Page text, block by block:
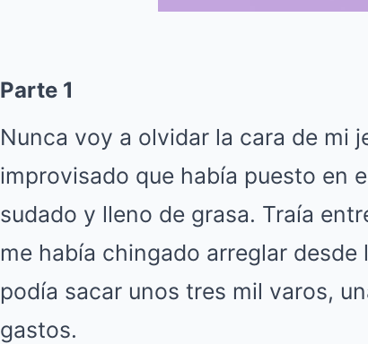
Parte 1
Nunca voy a olvidar la cara de mi
improvisado que había puesto en
sudado y lleno de grasa. Traía
me había chingado arreglar desde
podía sacar unos tres mil varos,
gastos.